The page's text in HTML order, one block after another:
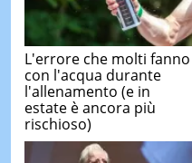
L'errore che molti fanno
con l'acqua durante
l'allenamento (e in
estate è ancora più
rischioso)